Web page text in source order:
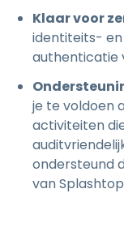
Klaar voor
identiteits-
authenticatie
je te voldoen
activiteiten
ondersteund
van